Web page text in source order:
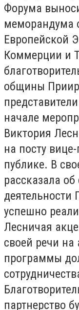
Форума
меморандума
Европейской
Коммерции и
общины
начале
Виктория
на посту
публике. В
рассказала
деятельности
успешно
Лесничая
своей речи на
программы
партнерство